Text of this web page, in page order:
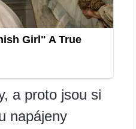
a proto jsou si
napájeny